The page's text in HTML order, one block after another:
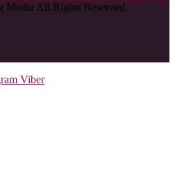
All Rights Reserved
Viber